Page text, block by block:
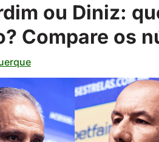
ou Diniz:
Compare os